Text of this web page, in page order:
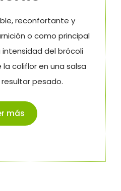
reconfortante y
o como principal
intensidad del brócoli
coliflor en una salsa
pesado.
más